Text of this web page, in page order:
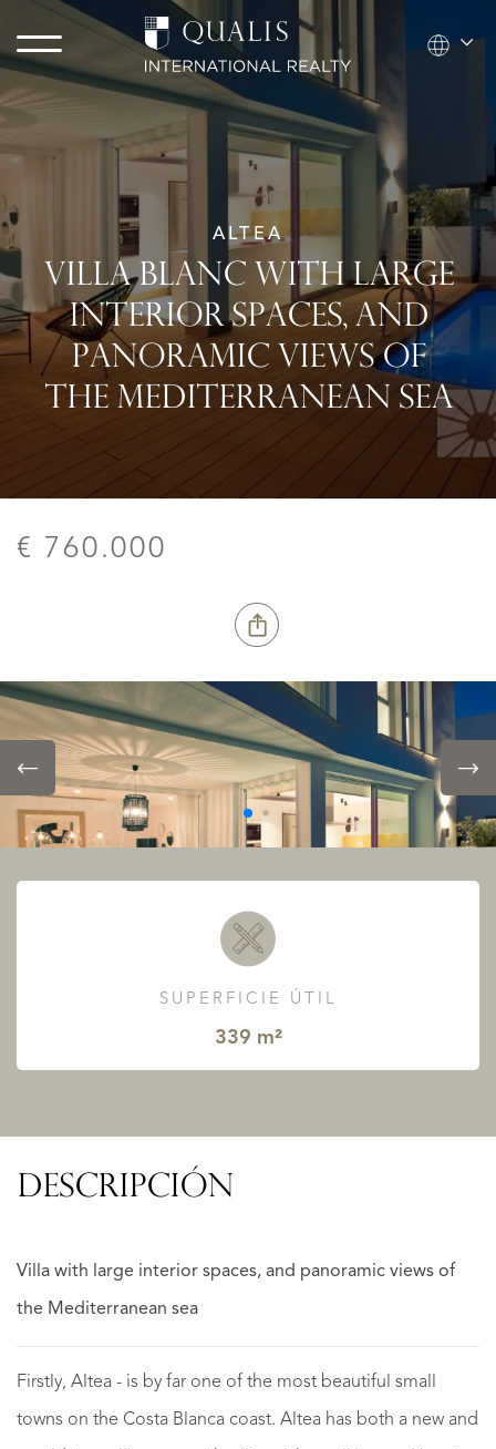
ALTEA
VILLA BLANC WITH LARGE
INTERIOR SPACES, AND
PANORAMIC VIEWS OF
THE MEDITERRANEAN SEA
€ 760.000
SUPERFICIE ÚTIL
339 m²
DESCRIPCIÓN
Villa with large interior spaces, and panoramic views of
the Mediterranean sea
Firstly, Altea - is by far one of the most beautiful small
towns on the Costa Blanca coast. Altea has both a new and